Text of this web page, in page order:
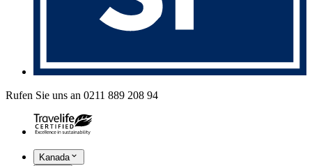
Rufen Sie uns an 0211 889 208 94
Kanada